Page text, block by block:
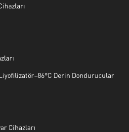
Derin Dondurucular
Cihazları